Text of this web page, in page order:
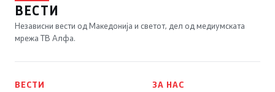
ВЕСТИ
Независни вести од Македонија и светот, дел од медиумската
мрежа ТВ Алфа.
ВЕСТИ
ЗА НАС